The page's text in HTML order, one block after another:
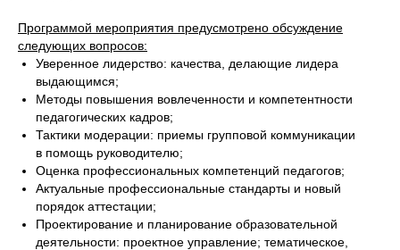
Программой мероприятия предусмотрено обсуждение
следующих вопросов:
Уверенное лидерство: качества, делающие лидера
выдающимся;
Методы повышения вовлеченности и компетентности
педагогических кадров;
Тактики модерации: приемы групповой коммуникации
в помощь руководителю;
Оценка профессиональных компетенций педагогов;
Актуальные профессиональные стандарты и новый
порядок аттестации;
Проектирование и планирование образовательной
деятельности: проектное управление; тематическое,